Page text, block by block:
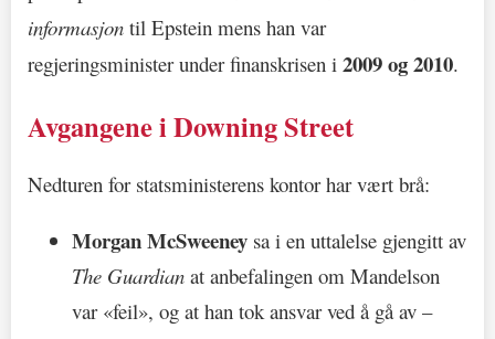
informasjon til Epstein mens han var
regjeringsminister under finanskrisen i 2009 og 2010.
Avgangene i Downing Street
Nedturen for statsministerens kontor har vært brå:
Morgan McSweeney sa i en uttalelse gjengitt av
The Guardian at anbefalingen om Mandelson
var «feil», og at han tok ansvar ved å gå av –